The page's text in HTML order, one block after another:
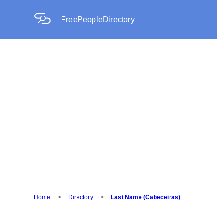
FreePeopleDirectory
Home > Directory > Last Name (Cabeceiras)